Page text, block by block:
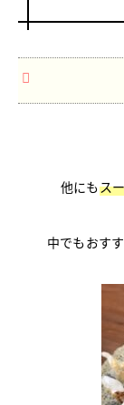
他にもス
中でもおす